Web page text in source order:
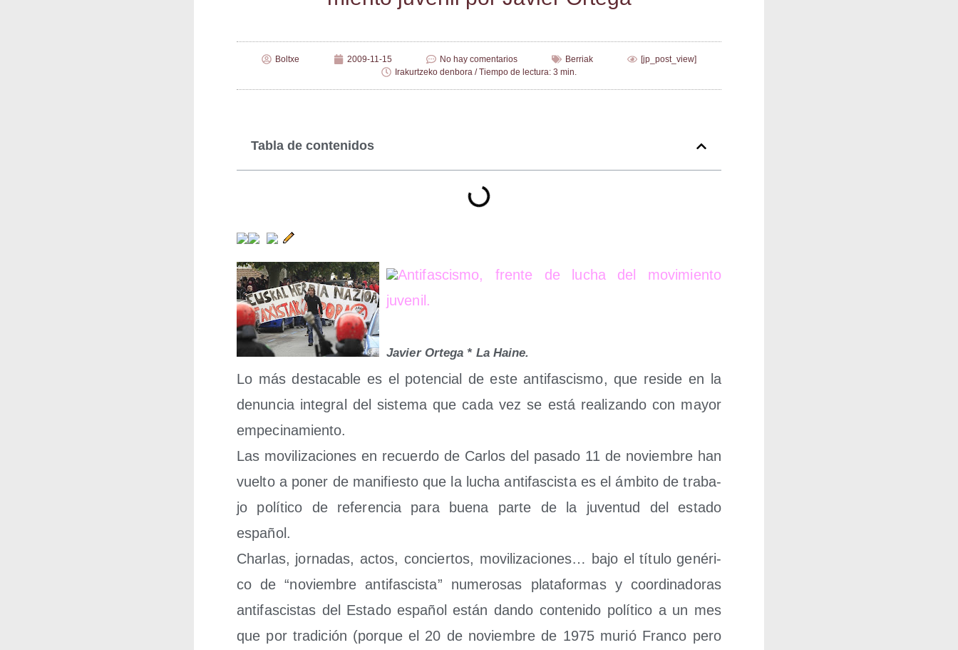
Boltxe 2009-11-15 No hay comentarios Berriak
[jp_post_view]
Irakurtzeko denbora / Tiempo de lectura: 3 min.
Tabla de contenidos
Anti­fas­cis­mo, fren­te de lucha del movi­mien­to
juvenil.
Javier Orte­ga * La Haine.
Lo más des­ta­ca­ble es el poten­cial de este anti­fas­cis­mo, que resi­de en la
denun­cia inte­gral del sis­te­ma que cada vez se está rea­li­zan­do con mayor
empecinamiento.
Las movi­li­za­cio­nes en recuer­do de Car­los del pasa­do 11 de noviem­bre han
vuel­to a poner de mani­fies­to que la lucha anti­fas­cis­ta es el ámbi­to de tra­ba­
jo polí­ti­co de refe­ren­cia para bue­na par­te de la juven­tud del esta­do
español.
Char­las, jor­na­das, actos, con­cier­tos, movi­li­za­cio­nes… bajo el títu­lo gené­ri­
co de “noviem­bre anti­fas­cis­ta” nume­ro­sas pla­ta­for­mas y coor­di­na­do­ras
anti­fas­cis­tas del Esta­do espa­ñol están dan­do con­te­ni­do polí­ti­co a un mes
que por tra­di­ción (por­que el 20 de noviem­bre de 1975 murió Fran­co pero